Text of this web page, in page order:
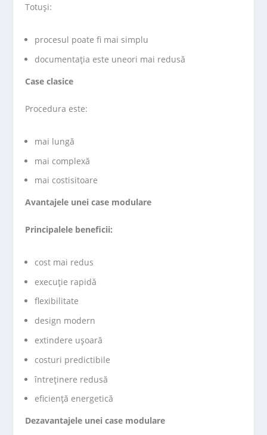
Totuși:
procesul poate fi mai simplu
documentația este uneori mai redusă
Case clasice
Procedura este:
mai lungă
mai complexă
mai costisitoare
Avantajele unei case modulare
Principalele beneficii:
cost mai redus
execuție rapidă
flexibilitate
design modern
extindere ușoară
costuri predictibile
întreținere redusă
eficiență energetică
Dezavantajele unei case modulare